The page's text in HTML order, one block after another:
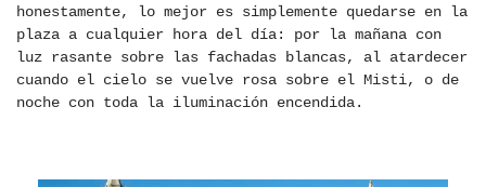
honestamente, lo mejor es simplemente quedarse en la
plaza a cualquier hora del día: por la mañana con
luz rasante sobre las fachadas blancas, al atardecer
cuando el cielo se vuelve rosa sobre el Misti, o de
noche con toda la iluminación encendida.